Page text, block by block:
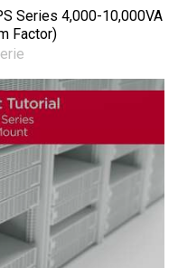
Series 4,000-10,000VA
Factor)